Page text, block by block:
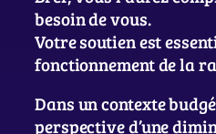
besoin de vous.
Votre soutien est
fonctionnement de la
Dans un contexte
perspective d’une